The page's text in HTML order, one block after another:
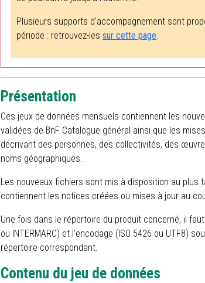
Plusieurs supports d'accompagnement sont
période : retrouvez-les sur cette page.
Présentation
Ces jeux de données mensuels contiennent les
validées de BnF Catalogue général ainsi que les
décrivant des personnes, des collectivités, des
noms géographiques.
Les nouveaux fichiers sont mis à disposition au plus
contiennent les notices créées ou mises à jour au
Une fois dans le répertoire du produit concerné, il
ou INTERMARC) et l'encodage (ISO 5426 ou UTF8)
répertoire correspondant.
Contenu du jeu de données